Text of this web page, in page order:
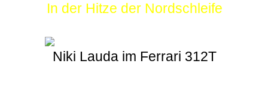
In der Hitze der Nordschleife
Niki Lauda im Ferrari 312T